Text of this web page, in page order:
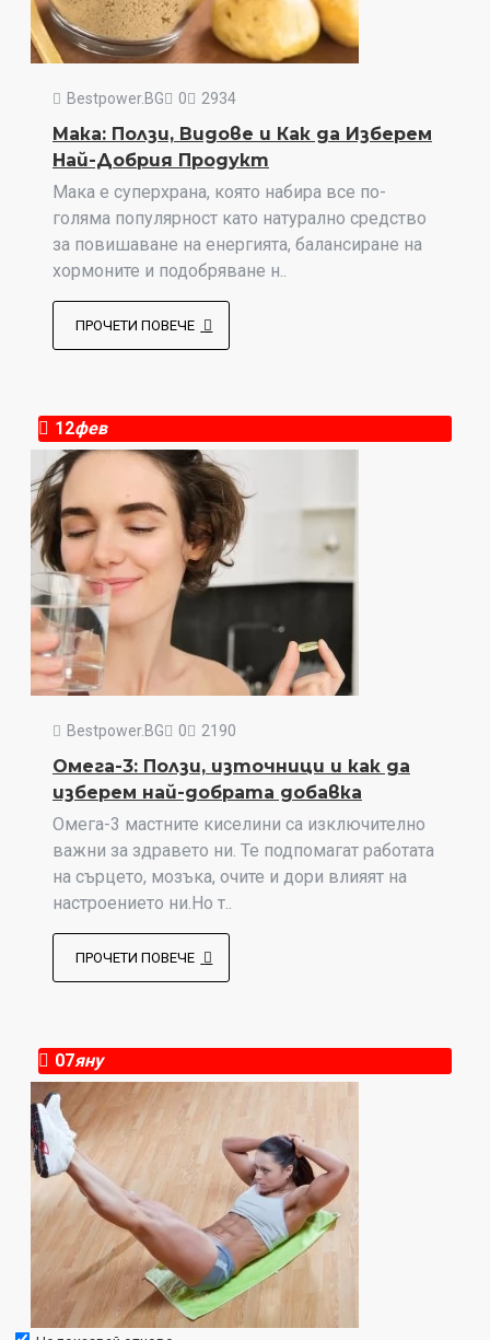
Bestpower.BG 0 2934
Мака: Ползи, Видове и Как да Изберем
Най-Добрия Продукт
Мака е суперхрана, която набира все по-
голяма популярност като натурално средство
за повишаване на енергията, балансиране на
хормоните и подобряване н..
ПРОЧЕТИ ПОВЕЧЕ
12фев
Bestpower.BG 0 2190
Омега-3: Ползи, източници и как да
изберем най-добрата добавка
Омега-3 мастните киселини са изключително
важни за здравето ни. Те подпомагат работата
на сърцето, мозъка, очите и дори влияят на
настроението ни.Но т..
ПРОЧЕТИ ПОВЕЧЕ
07яну